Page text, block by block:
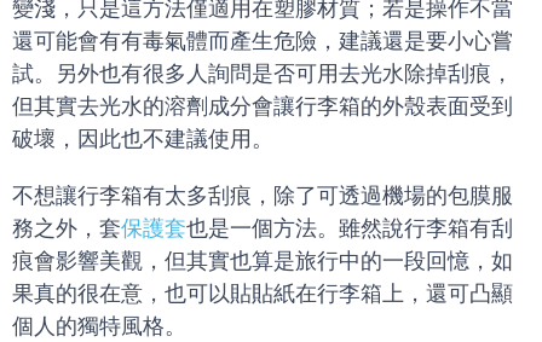
變淺，只是這方法僅適用在塑膠材質；若是操作不當
還可能會有有毒氣體而產生危險，建議還是要小心嘗
試。另外也有很多人詢問是否可用去光水除掉刮痕，
但其實去光水的溶劑成分會讓行李箱的外殼表面受到
破壞，因此也不建議使用。
不想讓行李箱有太多刮痕，除了可透過機場的包膜服
務之外，套保護套也是一個方法。雖然說行李箱有刮
痕會影響美觀，但其實也算是旅行中的一段回憶，如
果真的很在意，也可以貼貼紙在行李箱上，還可凸顯
個人的獨特風格。